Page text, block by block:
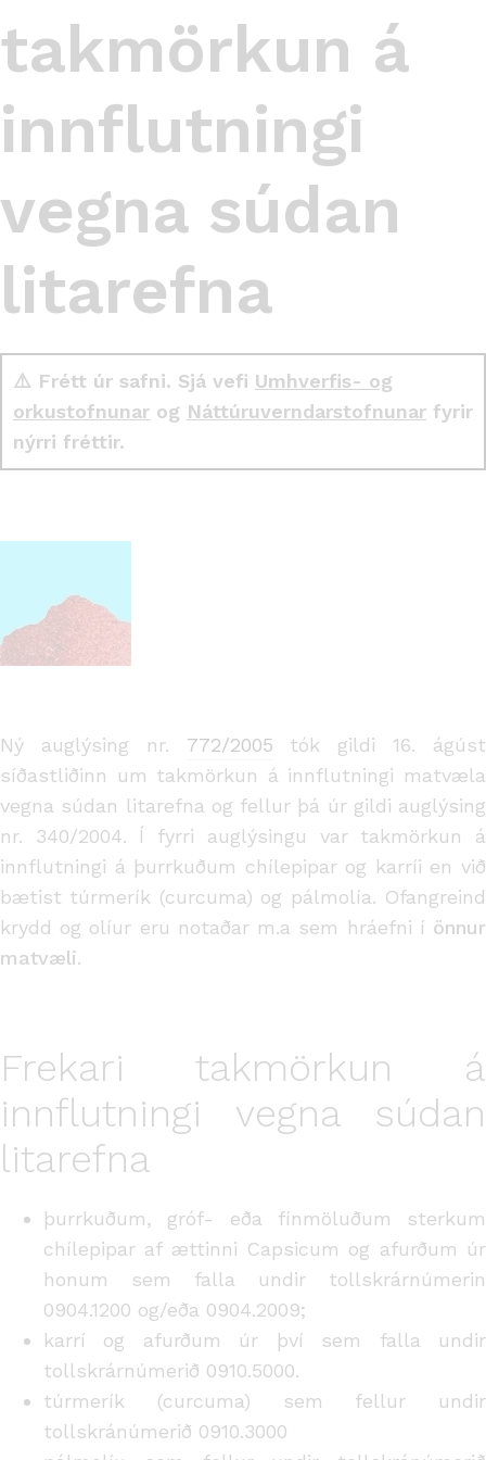
takmörkun á
innflutningi
vegna súdan
litarefna
⚠️ Frétt úr safni. Sjá vefi Umhverfis- og
orkustofnunar og Náttúruverndarstofnunar fyrir
nýrri fréttir.
Ný auglýsing nr. 772/2005 tók gildi 16. ágúst
síðastliðinn um takmörkun á innflutningi matvæla
vegna súdan litarefna og fellur þá úr gildi auglýsing
nr. 340/2004. Í fyrri auglýsingu var takmörkun á
innflutningi á þurrkuðum chílepipar og karríi en við
bætist túrmerík (curcuma) og pálmolía. Ofangreind
krydd og olíur eru notaðar m.a sem hráefni í önnur
matvæli.
Frekari takmörkun á
innflutningi vegna súdan
litarefna
þurrkuðum, gróf- eða fínmöluðum sterkum
chílepipar af ættinni Capsicum og afurðum úr
honum sem falla undir tollskrárnúmerin
0904.1200 og/eða 0904.2009;
karrí og afurðum úr því sem falla undir
tollskrárnúmerið 0910.5000.
túrmerík (curcuma) sem fellur undir
tollskránúmerið 0910.3000